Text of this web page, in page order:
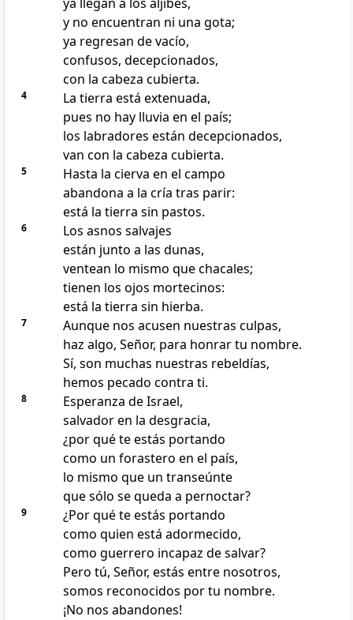
y no encuentran ni una gota;
ya regresan de vacío,
confusos, decepcionados,
con la cabeza cubierta.
4
La tierra está extenuada,
pues no hay lluvia en el país;
los labradores están decepcionados,
van con la cabeza cubierta.
5
Hasta la cierva en el campo
abandona a la cría tras parir:
está la tierra sin pastos.
6
Los asnos salvajes
están junto a las dunas,
ventean lo mismo que chacales;
tienen los ojos mortecinos:
está la tierra sin hierba.
7
Aunque nos acusen nuestras culpas,
haz algo, Señor, para honrar tu nombre.
Sí, son muchas nuestras rebeldías,
hemos pecado contra ti.
8
Esperanza de Israel,
salvador en la desgracia,
¿por qué te estás portando
como un forastero en el país,
lo mismo que un transeúnte
que sólo se queda a pernoctar?
9
¿Por qué te estás portando
como quien está adormecido,
como guerrero incapaz de salvar?
Pero tú, Señor, estás entre nosotros,
somos reconocidos por tu nombre.
¡No nos abandones!